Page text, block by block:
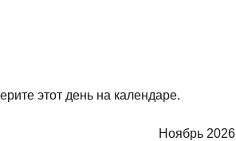
этот день на календаре.
Ноябрь 2026